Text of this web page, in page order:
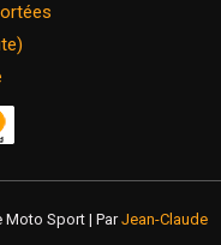
Moto Sport | ParJean-Claude